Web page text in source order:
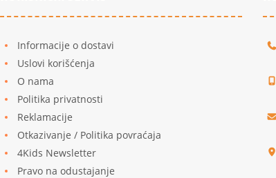
Informacije o dostavi
Uslovi korišćenja
O nama
Politika privatnosti
Reklamacije
Otkazivanje / Politika povraćaja
4Kids Newsletter
Pravo na odustajanje